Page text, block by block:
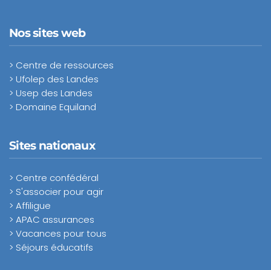
Nos sites web
> Centre de ressources
> Ufolep des Landes
> Usep des Landes
> Domaine Equiland
Sites nationaux
> Centre confédéral
> S'associer pour agir
> Affiligue
> APAC assurances
> Vacances pour tous
> Séjours éducatifs